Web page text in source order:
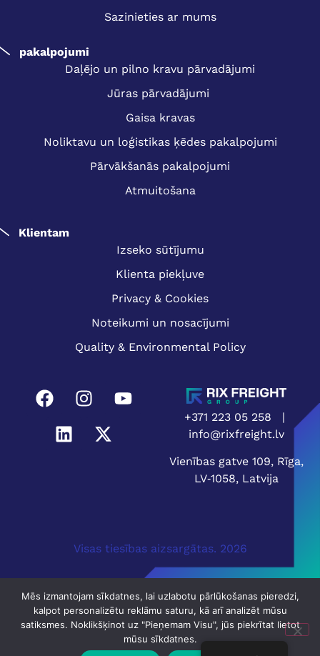
Sazinieties ar mums
pakalpojumi
Daļējo un pilno kravu pārvadājumi
Jūras pārvadājumi
Gaisa kravas
Noliktavu un loģistikas ķēdes pakalpojumi
Pārvākšanās pakalpojumi
Atmuitošana
Klientam
Izseko sūtījumu
Klienta piekļuve
Privacy & Cookies
Noteikumi un nosacījumi
Quality & Environmental Policy
+371 223 05 258 |
info@rixfreight.lv
Vienības gatve 109, Rīga,
LV‑1058, Latvija
Visas tiesības aizsargātas. 2026
Mēs izmantojam sīkdatnes, lai uzlabotu pārlūkošanas pieredzi,
kalpot personalizētu reklāmu saturu, kā arī analizēt mūsu
satiksmes. Noklikšķinot uz "Pieņemam Visu", jūs piekrītat lietot
mūsu sīkdatnes.